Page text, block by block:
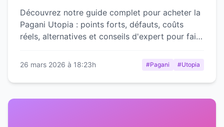
hypercar d'exception
Découvrez notre guide complet pour acheter la
Pagani Utopia : points forts, défauts, coûts
réels, alternatives et conseils d'expert pour faire
26 mars 2026 à 18:23h #Pagani #Utopia